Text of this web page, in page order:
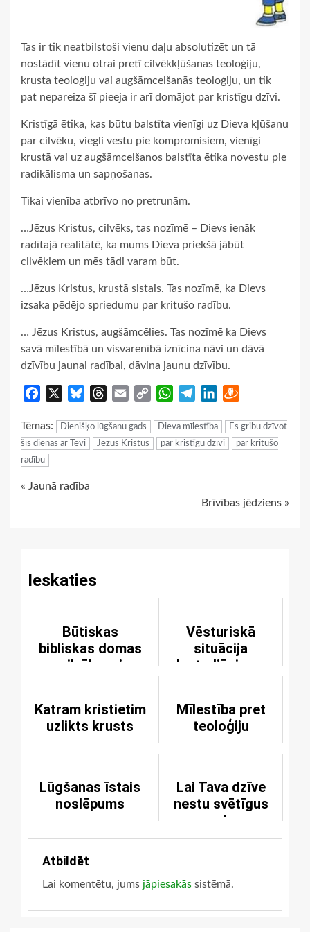
Tas ir tik neatbilstoši vienu daļu absolutizēt un tā
nostādīt vienu otrai pretī cilvēkkļūšanas teoloģiju,
krusta teoloģiju vai augšāmcelšanās teoloģiju, un tik
pat nepareiza šī pieeja ir arī domājot par kristīgu dzīvi.
Kristīgā ētika, kas būtu balstīta vienīgi uz Dieva kļūšanu
par cilvēku, viegli vestu pie kompromisiem, vienīgi
krustā vai uz augšāmcelšanos balstīta ētika novestu pie
radikālisma un sapņošanas.
Tikai vienība atbrīvo no pretrunām.
…Jēzus Kristus, cilvēks, tas nozīmē – Dievs ienāk
radītajā realitātē, ka mums Dieva priekšā jābūt
cilvēkiem un mēs tādi varam būt.
…Jēzus Kristus, krustā sistais. Tas nozīmē, ka Dievs
izsaka pēdējo spriedumu par kritušo radību.
… Jēzus Kristus, augšāmcēlies. Tas nozīmē ka Dievs
savā mīlestībā un visvarenībā iznīcina nāvi un dāvā
dzīvību jaunai radībai, dāvina jaunu dzīvību.
Facebook BlueskyThreads
Email
Copy
WhatsApp
TelegramLinkedIn
Tēmas: Dienišķo lūgšanu gads Dieva mīlestība
Es gribu dzīvot
šīs dienas ar Tevi
Jēzus Kristus par kristīgu dzīvi
par kritušo
radību
Continue
« Jaunā radība
Brīvības jēdziens »
Ieskaties
Būtiskas
bibliskas domas
par cilvēka miesu
Vēsturiskā
situācija
lestadiānisma
Katram kristietim
uzlikts krusts
Mīlestība pret
teoloģiju
Lūgšanas īstais
noslēpums
Lai Tava dzīve
nestu svētīgus
augļus
Atbildēt
Lai komentētu, jums jāpiesakās sistēmā.